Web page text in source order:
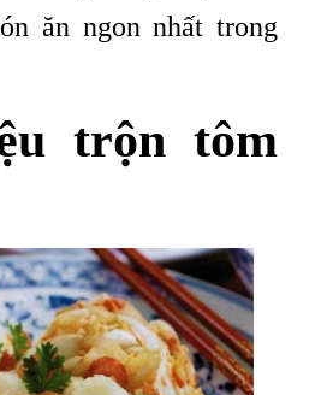
ăn ngon nhất trong
trộn tôm